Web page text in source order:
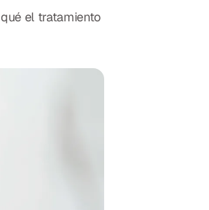
el tratamiento